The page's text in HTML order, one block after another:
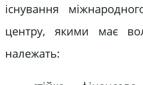
існування
центру, якими має
належать: